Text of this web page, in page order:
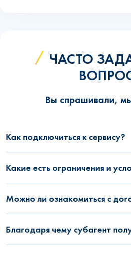
ЧАСТО
Вы спрашивали,
Как подключиться к сервису?
Какие есть ограничения и
Можно ли ознакомиться с
Благодаря чему субагент